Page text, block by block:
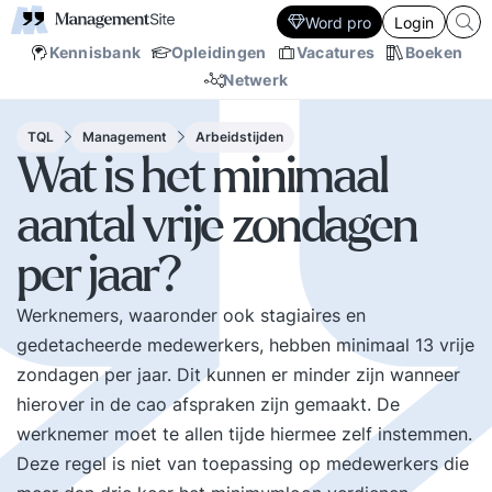
Kennisbank Opleidingen Vacatures
Boeken
Netwerk
Word pro Login
TQL Management Arbeidstijden
Wat is het minimaal
aantal vrije zondagen
per jaar?
Werknemers, waaronder ook stagiaires en
gedetacheerde medewerkers, hebben minimaal 13 vrije
zondagen per jaar. Dit kunnen er minder zijn wanneer
hierover in de cao afspraken zijn gemaakt. De
werknemer moet te allen tijde hiermee zelf instemmen.
Deze regel is niet van toepassing op medewerkers die